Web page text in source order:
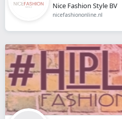
Nice Fashion Style BV
nicefashiononline.nl